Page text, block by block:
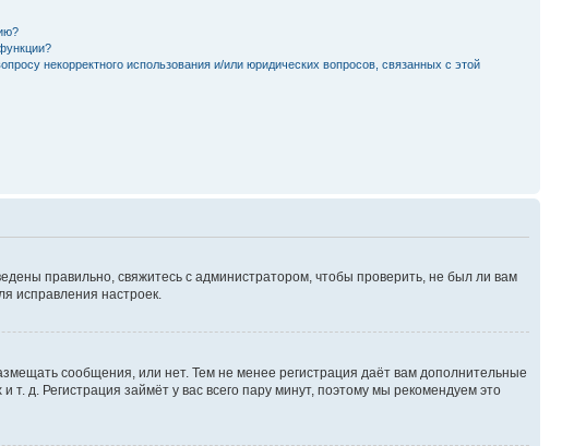
некорректного использования и/или юридических вопросов, связанных с этой
правильно, свяжитесь с администратором, чтобы проверить, не был ли вам
исправления настроек.
сообщения, или нет. Тем не менее регистрация даёт вам дополнительные
д. Регистрация займёт у вас всего пару минут, поэтому мы рекомендуем это